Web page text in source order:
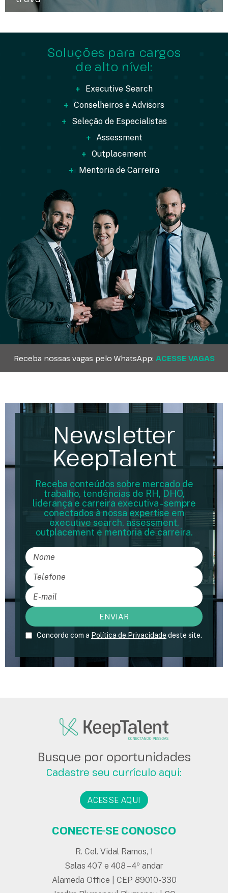
Soluções para cargos
de alto nível:
+ Executive Search
+ Conselheiros e Advisors
+ Seleção de Especialistas
+ Assessment
+ Outplacement
+ Mentoria de Carreira
Receba nossas vagas pelo WhatsApp: ACESSE VAGAS
Newsletter
KeepTalent
Receba conteúdos sobre mercado de
trabalho, tendências de RH, DHO,
liderança e carreira executiva - sempre
conectados à nossa expertise em
executive search, assessment,
outplacement e mentoria de carreira.
Concordo com a Política de Privacidade deste site.
Busque por oportunidades
Cadastre seu currículo aqui:
ACESSE AQUI
CONECTE-SE CONOSCO
R. Cel. Vidal Ramos, 1
Salas 407 e 408 – 4º andar
Alameda Office | CEP 89010-330